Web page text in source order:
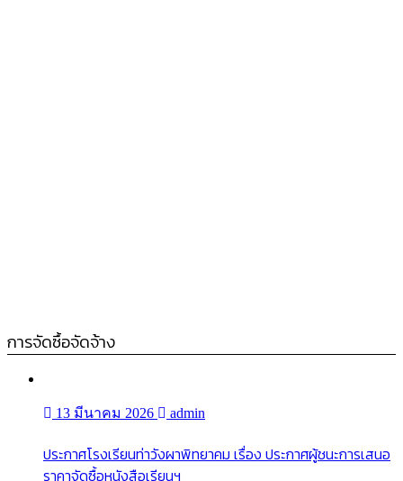
การจัดซื้อจัดจ้าง
13 มีนาคม 2026 admin
ประกาศโรงเรียนท่าวังผาพิทยาคม เรื่อง ประกาศผู้ชนะการเสนอ
ราคาจัดซื้อหนังสือเรียนฯ